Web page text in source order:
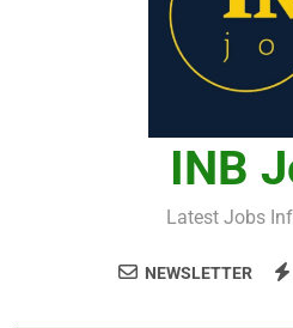
INB
Latest Jobs
NEWSLETTER